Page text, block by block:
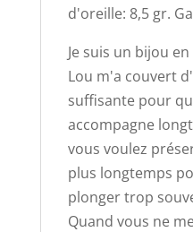
d'oreille: 8,5 gr.
Je suis un bijou
Lou m'a couvert
suffisante pour
accompagne
vous voulez
plus longtemps
plonger trop
Quand vous ne